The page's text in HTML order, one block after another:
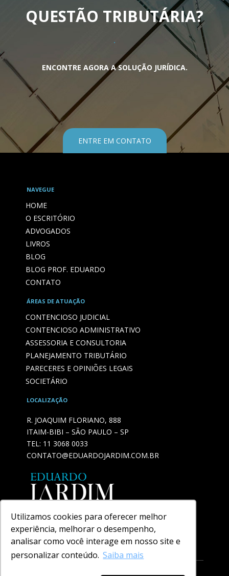
Utilizamos cookies para oferecer melhor
experiência, melhorar o desempenho,
analisar como você interage em nosso site e
personalizar conteúdo. Saiba mais
QUESTÃO TRIBUTÁRIA?
ENCONTRE AGORA A SOLUÇÃO JURÍDICA.
ENTRE EM CONTATO
NAVEGUE
HOME
O ESCRITÓRIO
ADVOGADOS
LIVROS
BLOG
BLOG PROF. EDUARDO
CONTATO
ÁREAS DE ATUAÇÃO
CONTENCIOSO JUDICIAL
CONTENCIOSO ADMINISTRATIVO
ASSESSORIA E CONSULTORIA
PLANEJAMENTO TRIBUTÁRIO
PARECERES E OPINIÕES LEGAIS
SOCIETÁRIO
LOCALIZAÇÃO
R. JOAQUIM FLORIANO, 888
ITAIM-BIBI – SÃO PAULO – SP
TEL: 11 3068 0033
CONTATO@EDUARDOJARDIM.COM.BR